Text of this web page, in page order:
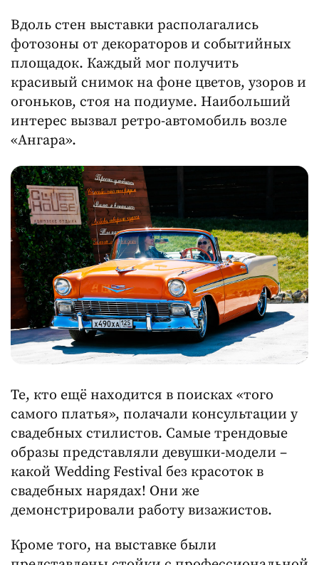
Вдоль стен выставки располагались
фотозоны от декораторов и событийных
площадок. Каждый мог получить
красивый снимок на фоне цветов, узоров и
огоньков, стоя на подиуме. Наибольший
интерес вызвал ретро-автомобиль возле
«Ангара».
Те, кто ещё находится в поисках «того
самого платья», полачали консультации у
свадебных стилистов. Самые трендовые
образы представляли девушки-модели –
какой Wedding Festival без красоток в
свадебных нарядах! Они же
демонстрировали работу визажистов.
Кроме того, на выставке были